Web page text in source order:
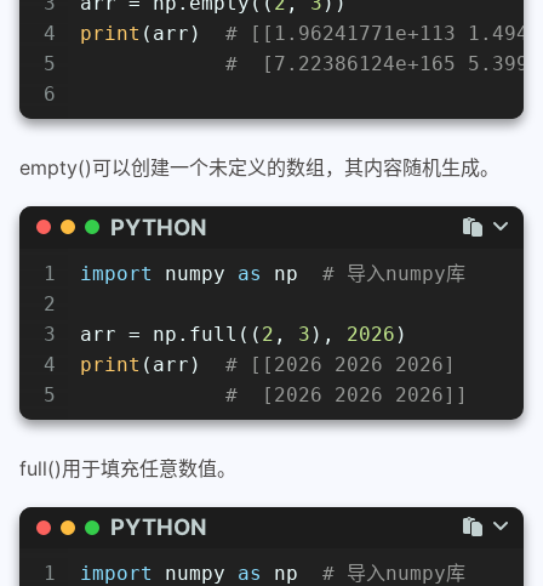
4
5
6
print (arr) # [[1.96241771e+113
#  [7.22386124e+165
empty()可以创建一个未定义的数组，其内容随机生成。
PYTHON
1
2
3
4
5
import numpy as np # 导入numpy库
arr = np.full(( 2 , 3 ), 2026 )
print (arr) # [[2026 2026 2026]
#  [2026 2026 2026]]
full()用于填充任意数值。
PYTHON
1
import numpy as np # 导入numpy库